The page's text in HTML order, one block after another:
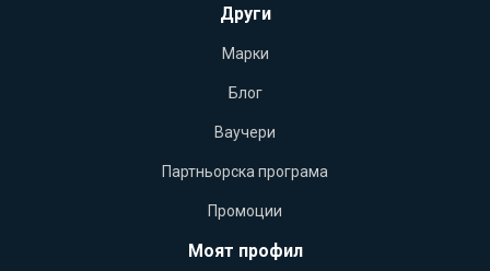
Други
Марки
Блог
Ваучери
Партньорска програма
Промоции
Моят профил